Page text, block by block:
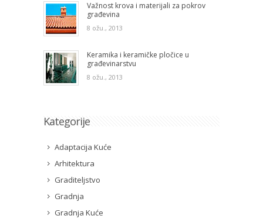
Važnost krova i materijali za pokrov
građevina
8 ožu., 2013
Keramika i keramičke pločice u
građevinarstvu
8 ožu., 2013
Kategorije
Adaptacija Kuće
Arhitektura
Graditeljstvo
Gradnja
Gradnja Kuće